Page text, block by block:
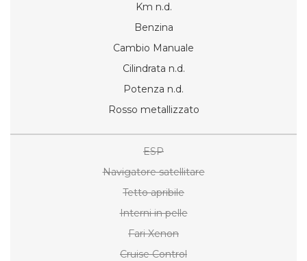
Km n.d.
Benzina
Cambio Manuale
Cilindrata n.d.
Potenza n.d.
Rosso metallizzato
ESP
Navigatore satellitare
Tetto apribile
Interni in pelle
Fari Xenon
Cruise Control